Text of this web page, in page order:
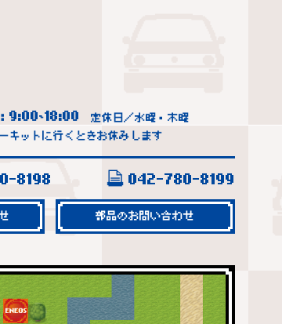
9:00~18:00
定休日／水曜・木曜
キットに行くときお休みします
8198 042-780-8199
部品のお問い合わせ